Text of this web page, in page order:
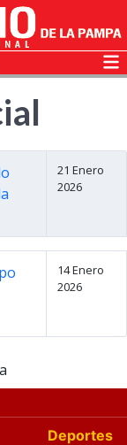
21 Enero
2026
14 Enero
2026
Deportes